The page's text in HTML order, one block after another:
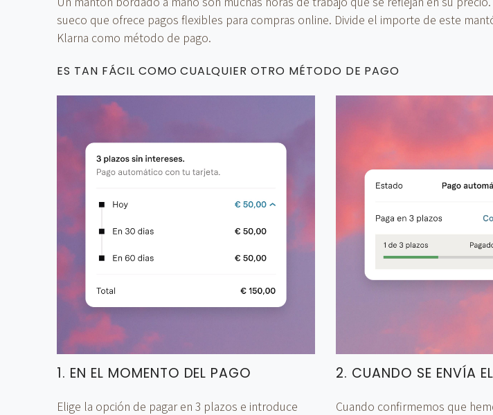
sueco que ofrece pagos flexibles para compras online. Divide el importe de este
Klarna como método de pago.
ES TAN FÁCIL COMO CUALQUIER OTRO MÉTODO DE PAGO
1. EN EL MOMENTO DEL PAGO
Elige la opción de pagar en 3 plazos e introduce
2. CUANDO SE ENVÍA
Cuando confirmemos que